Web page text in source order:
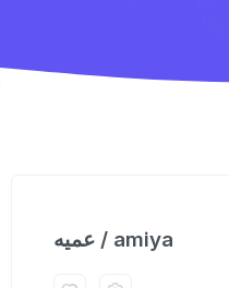
عمیه / amiya